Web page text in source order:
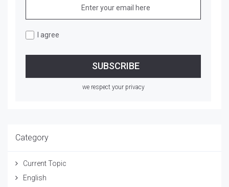
I agree
we respect your privacy
Category
Current Topic
English